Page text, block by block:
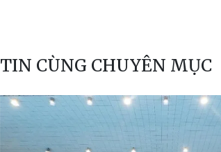
TIN CÙNG CHUYÊN MỤC